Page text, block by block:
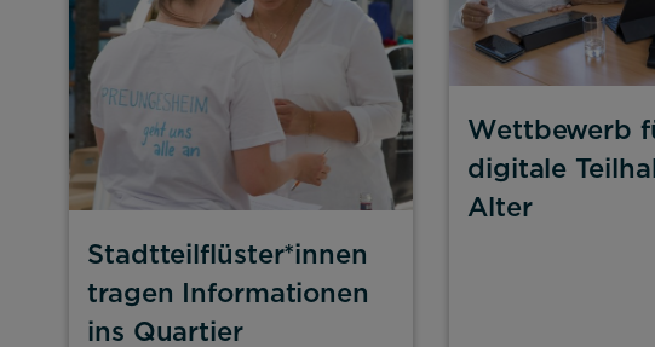
Stadtteilflüster*innen
tragen Informationen
ins Quartier
Wettbewerb
digitale
Alter
Alle akzeptieren Speichern Ablehnen
Impressum Datenschutz